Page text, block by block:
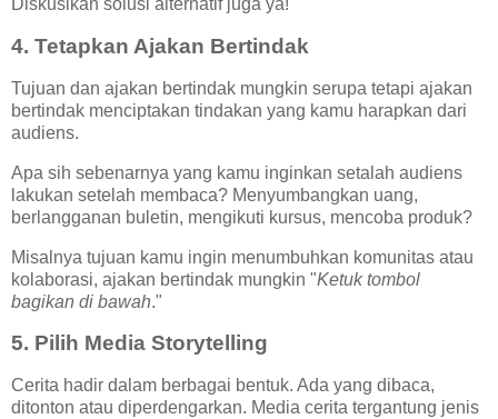
Diskusikan solusi alternatif juga ya!
4. Tetapkan Ajakan Bertindak
Tujuan dan ajakan bertindak mungkin serupa tetapi ajakan
bertindak menciptakan tindakan yang kamu harapkan dari
audiens.
Apa sih sebenarnya yang kamu inginkan setalah audiens
lakukan setelah membaca? Menyumbangkan uang,
berlangganan buletin, mengikuti kursus, mencoba produk?
Misalnya tujuan kamu ingin menumbuhkan komunitas atau
kolaborasi, ajakan bertindak mungkin "Ketuk tombol
bagikan di bawah."
5. Pilih Media Storytelling
Cerita hadir dalam berbagai bentuk. Ada yang dibaca,
ditonton atau diperdengarkan. Media cerita tergantung jenis